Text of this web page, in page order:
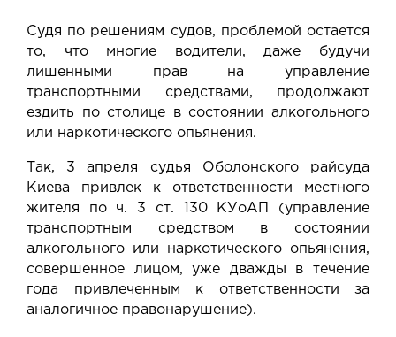
Судя по решениям судов, проблемой остается
то, что многие водители, даже будучи
лишенными прав на управление
транспортными средствами, продолжают
ездить по столице в состоянии алкогольного
или наркотического опьянения.
Так, 3 апреля судья Оболонского райсуда
Киева привлек к ответственности местного
жителя по ч. 3 ст. 130 КУоАП (управление
транспортным средством в состоянии
алкогольного или наркотического опьянения,
совершенное лицом, уже дважды в течение
года привлеченным к ответственности за
аналогичное правонарушение).